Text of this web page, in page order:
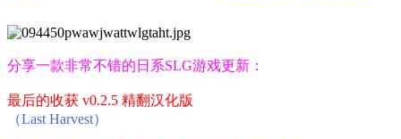
分享一款非常不错的日系SLG游戏更新：
最后的收获 v0.2.5 精翻汉化版
（Last Harvest）